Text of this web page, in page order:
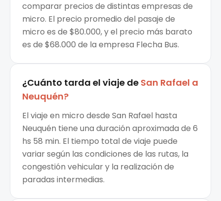
comparar precios de distintas empresas de
micro. El precio promedio del pasaje de
micro es de $80.000, y el precio más barato
es de $68.000 de la empresa Flecha Bus.
¿Cuánto tarda el viaje de San Rafael a
Neuquén?
El viaje en micro desde San Rafael hasta
Neuquén tiene una duración aproximada de 6
hs 58 min. El tiempo total de viaje puede
variar según las condiciones de las rutas, la
congestión vehicular y la realización de
paradas intermedias.